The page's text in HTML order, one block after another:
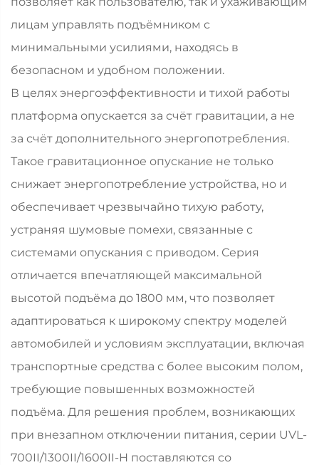
лицам управлять подъёмником с
минимальными усилиями, находясь в
безопасном и удобном положении.
В целях энергоэффективности и тихой работы
платформа опускается за счёт гравитации, а не
за счёт дополнительного энергопотребления.
Такое гравитационное опускание не только
снижает энергопотребление устройства, но и
обеспечивает чрезвычайно тихую работу,
устраняя шумовые помехи, связанные с
системами опускания с приводом. Серия
отличается впечатляющей максимальной
высотой подъёма до 1800 мм, что позволяет
адаптироваться к широкому спектру моделей
автомобилей и условиям эксплуатации, включая
транспортные средства с более высоким полом,
требующие повышенных возможностей
подъёма. Для решения проблем, возникающих
при внезапном отключении питания, серии UVL-
700II/1300II/1600II-H поставляются со